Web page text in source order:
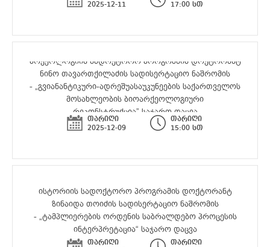
2025-12-11
17:00 სთ
არქეოლოგიის სადოქტორო პროგრამის დოქტორანტ
ნინო თავართქილაძის სადისერტაციო ნაშრომის
- „გვიანანტიკური-ადრეშუასაუკუნეების საქართველოს
მოსახლეობის ბიოარქეოლოგიური
რეკონსტრუქცია” საჯარო დაცვა
თარიღი
2025-12-09
თარიღი
15:00 სთ
ისტორიის სადოქტორო პროგრამის დოქტორანტ
ზინაიდა თოიძის სადისერტაციო ნაშრომის
- „ტამპლიერების ორდენის საბრალდებო პროცესის
ინტერპრეტაცია“ საჯარო დაცვა
თარიღი
თარიღი